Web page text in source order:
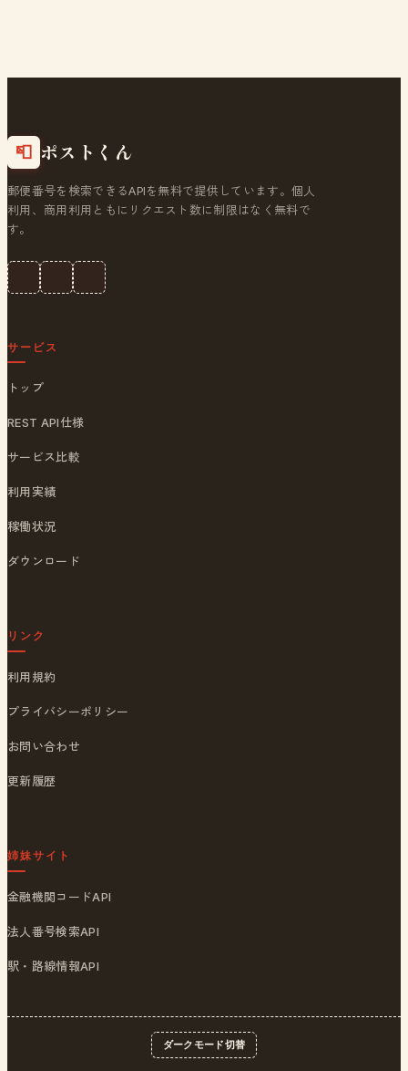
📮 ポストくん
郵便番号を検索できるAPIを無料で提供しています。個人
利用、商用利用ともにリクエスト数に制限はなく無料で
す。
サービス
トップ
REST API仕様
サービス比較
利用実績
稼働状況
ダウンロード
リンク
利用規約
プライバシーポリシー
お問い合わせ
更新履歴
姉妹サイト
金融機関コードAPI
法人番号検索API
駅・路線情報API
ダークモード切替